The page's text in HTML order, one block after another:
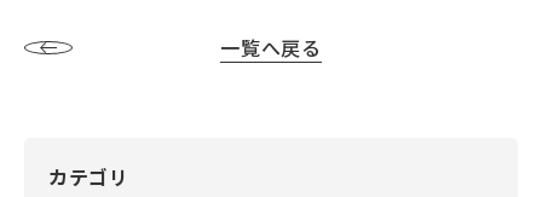
一覧へ戻る
カテゴリ